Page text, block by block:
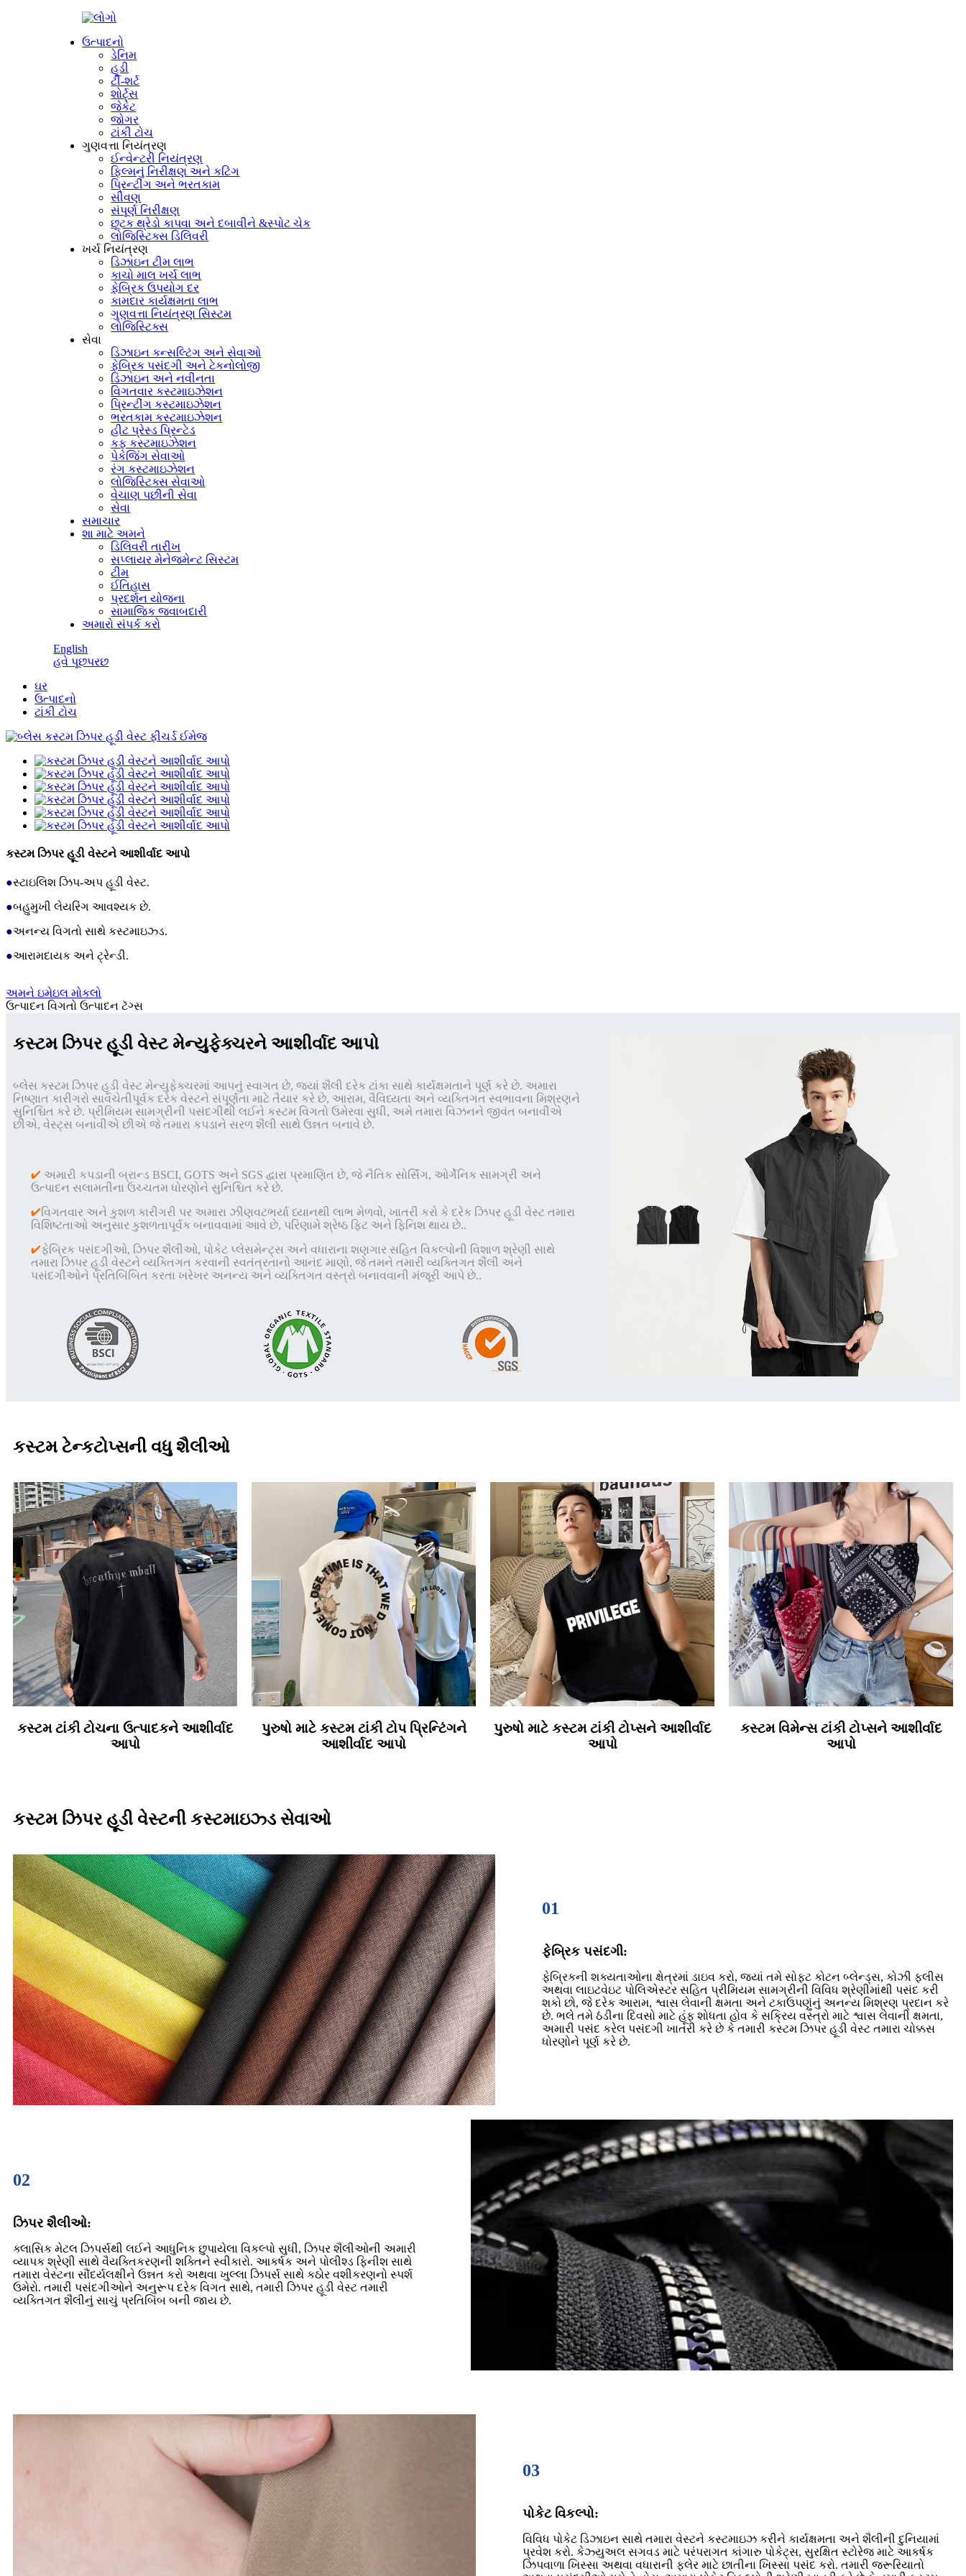
ઉત્પાદનો
ડેનિમ
હૂડી
ટી-શર્ટ
શોર્ટ્સ
જેકેટ
જોગર
ટાંકી ટોચ
ગુણવત્તા નિયંત્રણ
ઈન્વેન્ટરી નિયંત્રણ
ફિલ્મનું નિરીક્ષણ અને કટિંગ
પ્રિન્ટીંગ અને ભરતકામ
સીવણ
સંપૂર્ણ નિરીક્ષણ
છૂટક થ્રેડો કાપવા અને દબાવીને &સ્પોટ ચેક
લોજિસ્ટિક્સ ડિલિવરી
ખર્ચ નિયંત્રણ
ડિઝાઇન ટીમ લાભ
કાચો માલ ખર્ચ લાભ
ફેબ્રિક ઉપયોગ દર
કામદાર કાર્યક્ષમતા લાભ
ગુણવત્તા નિયંત્રણ સિસ્ટમ
લોજિસ્ટિક્સ
સેવા
ડિઝાઇન કન્સલ્ટિંગ અને સેવાઓ
ફેબ્રિક પસંદગી અને ટેકનોલોજી
ડિઝાઇન અને નવીનતા
વિગતવાર કસ્ટમાઇઝેશન
પ્રિન્ટીંગ કસ્ટમાઇઝેશન
ભરતકામ કસ્ટમાઇઝેશન
હીટ પ્રેસ્ડ પ્રિન્ટેડ
કફ કસ્ટમાઇઝેશન
પેકેજિંગ સેવાઓ
રંગ કસ્ટમાઇઝેશન
લોજિસ્ટિક્સ સેવાઓ
વેચાણ પછીની સેવા
સેવા
સમાચાર
શા માટે અમને
ડિલિવરી તારીખ
સપ્લાયર મેનેજમેન્ટ સિસ્ટમ
ટીમ
ઈતિહાસ
પ્રદર્શન યોજના
સામાજિક જવાબદારી
અમારો સંપર્ક કરો
English
હવે પૂછપરછ
ઘર
ઉત્પાદનો
ટાંકી ટોચ
કસ્ટમ ઝિપર હૂડી વેસ્ટને આશીર્વાદ આપો
●સ્ટાઇલિશ ઝિપ-અપ હૂડી વેસ્ટ.
●બહુમુખી લેયરિંગ આવશ્યક છે.
●અનન્ય વિગતો સાથે કસ્ટમાઇઝ્ડ.
●આરામદાયક અને ટ્રેન્ડી.
અમને ઇમેઇલ મોકલો
ઉત્પાદન વિગતો ઉત્પાદન ટૅગ્સ
કસ્ટમ ઝિપર હૂડી વેસ્ટ મેન્યુફેક્ચરને આશીર્વાદ આપો
બ્લેસ કસ્ટમ ઝિપર હૂડી વેસ્ટ મેન્યુફેક્ચરમાં આપનું સ્વાગત છે, જ્યાં શૈલી દરેક ટાંકા સાથે કાર્યક્ષમતાને પૂર્ણ કરે છે. અમારા
નિષ્ણાત કારીગરો સાવચેતીપૂર્વક દરેક વેસ્ટને સંપૂર્ણતા માટે તૈયાર કરે છે, આરામ, વૈવિધ્યતા અને વ્યક્તિગત સ્વભાવના મિશ્રણને
સુનિશ્ચિત કરે છે. પ્રીમિયમ સામગ્રીની પસંદગીથી લઈને કસ્ટમ વિગતો ઉમેરવા સુધી, અમે તમારા વિઝનને જીવંત બનાવીએ
છીએ, વેસ્ટ્સ બનાવીએ છીએ જે તમારા કપડાને સરળ શૈલી સાથે ઉન્નત બનાવે છે.
✔ અમારી કપડાની બ્રાન્ડ BSCI, GOTS અને SGS દ્વારા પ્રમાણિત છે, જે નૈતિક સોર્સિંગ, ઓર્ગેનિક સામગ્રી અને
ઉત્પાદન સલામતીના ઉચ્ચતમ ધોરણોને સુનિશ્ચિત કરે છે.
✔વિગતવાર અને કુશળ કારીગરી પર અમારા ઝીણવટભર્યા ધ્યાનથી લાભ મેળવો, ખાતરી કરો કે દરેક ઝિપર હૂડી વેસ્ટ તમારા
વિશિષ્ટતાઓ અનુસાર કુશળતાપૂર્વક બનાવવામાં આવે છે, પરિણામે શ્રેષ્ઠ ફિટ અને ફિનિશ થાય છે..
✔ફેબ્રિક પસંદગીઓ, ઝિપર શૈલીઓ, પોકેટ પ્લેસમેન્ટ્સ અને વધારાના શણગાર સહિત વિકલ્પોની વિશાળ શ્રેણી સાથે
તમારા ઝિપર હૂડી વેસ્ટને વ્યક્તિગત કરવાની સ્વતંત્રતાનો આનંદ માણો, જે તમને તમારી વ્યક્તિગત શૈલી અને
પસંદગીઓને પ્રતિબિંબિત કરતા ખરેખર અનન્ય અને વ્યક્તિગત વસ્ત્રો બનાવવાની મંજૂરી આપે છે..
કસ્ટમ ટેન્કટોપ્સની વધુ શૈલીઓ
કસ્ટમ ટાંકી ટોચના ઉત્પાદકને આશીર્વાદ
આપો
પુરુષો માટે કસ્ટમ ટાંકી ટોપ પ્રિન્ટિંગને
આશીર્વાદ આપો
પુરુષો માટે કસ્ટમ ટાંકી ટોપ્સને આશીર્વાદ
આપો
કસ્ટમ વિમેન્સ ટાંકી ટોપ્સને આશીર્વાદ
આપો
કસ્ટમ ઝિપર હૂડી વેસ્ટની કસ્ટમાઇઝ્ડ સેવાઓ
01
ફેબ્રિક પસંદગી:
ફેબ્રિકની શક્યતાઓના ક્ષેત્રમાં ડાઇવ કરો, જ્યાં તમે સોફ્ટ કોટન બ્લેન્ડ્સ, કોઝી ફ્લીસ
અથવા લાઇટવેઇટ પોલિએસ્ટર સહિત પ્રીમિયમ સામગ્રીની વિવિધ શ્રેણીમાંથી પસંદ કરી
શકો છો, જે દરેક આરામ, શ્વાસ લેવાની ક્ષમતા અને ટકાઉપણુંનું અનન્ય મિશ્રણ પ્રદાન કરે
છે. ભલે તમે ઠંડીના દિવસો માટે હૂંફ શોધતા હોવ કે સક્રિય વસ્ત્રો માટે શ્વાસ લેવાની ક્ષમતા,
અમારી પસંદ કરેલ પસંદગી ખાતરી કરે છે કે તમારી કસ્ટમ ઝિપર હૂડી વેસ્ટ તમારા ચોક્કસ
ધોરણોને પૂર્ણ કરે છે.
02
ઝિપર શૈલીઓ:
ક્લાસિક મેટલ ઝિપર્સથી લઈને આધુનિક છુપાયેલા વિકલ્પો સુધી, ઝિપર શૈલીઓની અમારી
વ્યાપક શ્રેણી સાથે વૈયક્તિકરણની શક્તિને સ્વીકારો. આકર્ષક અને પોલીશ્ડ ફિનીશ સાથે
તમારા વેસ્ટના સૌંદર્યલક્ષીને ઉન્નત કરો અથવા ખુલ્લા ઝિપર્સ સાથે કઠોર વશીકરણનો સ્પર્શ
ઉમેરો. તમારી પસંદગીઓને અનુરૂપ દરેક વિગત સાથે, તમારી ઝિપર હૂડી વેસ્ટ તમારી
વ્યક્તિગત શૈલીનું સાચું પ્રતિબિંબ બની જાય છે.
03
પોકેટ વિકલ્પો:
વિવિધ પોકેટ ડિઝાઇન સાથે તમારા વેસ્ટને કસ્ટમાઇઝ કરીને કાર્યક્ષમતા અને શૈલીની દુનિયામાં
પ્રવેશ કરો. કેઝ્યુઅલ સગવડ માટે પરંપરાગત કાંગારુ પોકેટ્સ, સુરક્ષિત સ્ટોરેજ માટે આકર્ષક
ઝિપવાળા ખિસ્સા અથવા વધારાની ફ્લેર માટે છાતીના ખિસ્સા પસંદ કરો. તમારી જરૂરિયાતો